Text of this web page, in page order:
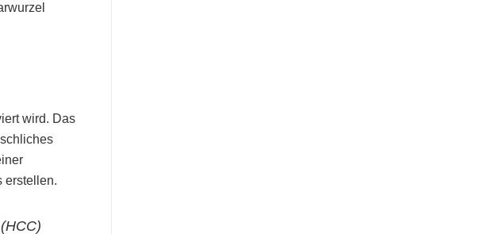
wird. Das
erstellen.